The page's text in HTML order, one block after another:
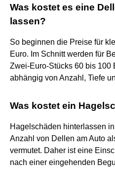
Was kostet es eine
lassen?
So beginnen die Preise für
Euro. Im Schnitt werden für
Zwei-Euro-Stücks 60 bis 100
abhängig von Anzahl, Tiefe
Was kostet ein
Hagelschäden hinterlassen
Anzahl von Dellen am Auto
vermutet. Daher ist eine
nach einer eingehenden